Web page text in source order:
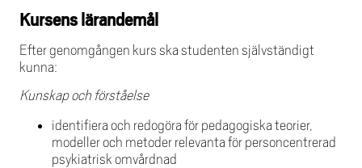
Kursens lärandemål
Efter genomgången kurs ska studenten självständigt
kunna:
Kunskap och förståelse
identifiera och redogöra för pedagogiska teorier,
modeller och metoder relevanta för personcentrerad
psykiatrisk omvårdnad